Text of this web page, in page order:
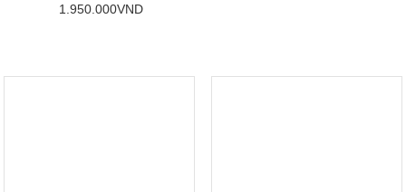
5 sao
1.950.000VNDKhoảng
49.000VND